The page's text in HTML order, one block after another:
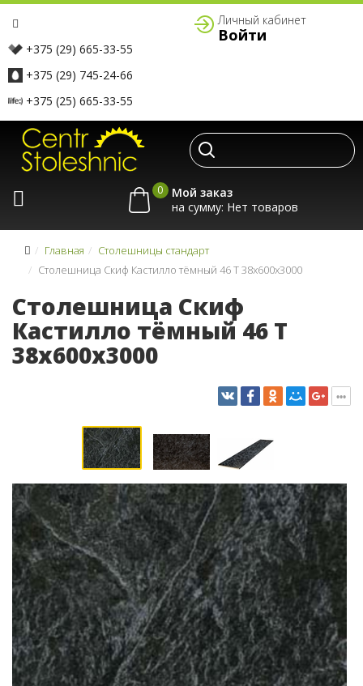
+375 (29) 665-33-55
+375 (29) 745-24-66
+375 (25) 665-33-55
Личный кабинет
Войти
0
Мой заказ
на сумму:
Главная
Столешницы стандарт
Столешница Скиф Кастилло тёмный 46 T 38x600x3000
Столешница Скиф
Кастилло тёмный 46 T
38x600x3000